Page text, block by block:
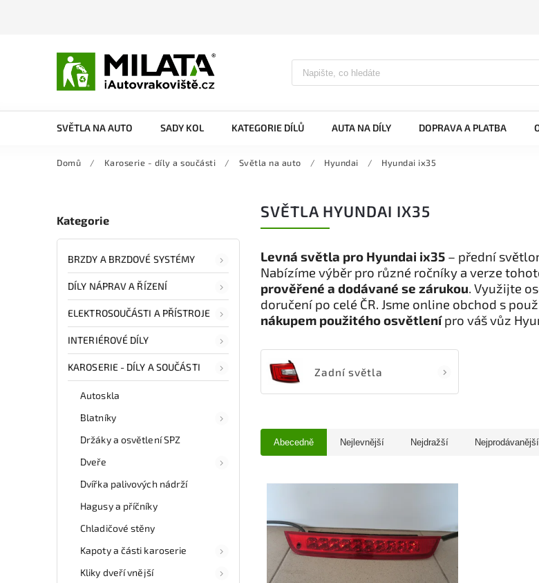
SVĚTLA NA AUTO SADY KOL KATEGORIE DÍLŮ AUTA NA DÍLY DOPRAVA A PLATBA
Domů / Karoserie - díly a součásti / Světla na auto / Hyundai / Hyundai ix35
Kategorie
BRZDY A BRZDOVÉ SYSTÉMY
DÍLY NÁPRAV A ŘÍZENÍ
ELEKTROSOUČÁSTI A PŘÍSTROJE
INTERIÉROVÉ DÍLY
KAROSERIE - DÍLY A SOUČÁSTI
Autoskla
Blatníky
Držáky a osvětlení SPZ
Dveře
Dvířka palivových nádrží
Hagusy a příčníky
Chladičové stěny
Kapoty a části karoserie
Kliky dveří vnější
SVĚTLA HYUNDAI IX35
Levná světla pro Hyundai ix35 – přední
Nabízíme výběr pro různé ročníky a verze
prověřené a dodávané se zárukou. Využijte
doručení po celé ČR. Jsme online obchod s
nákupem použitého osvětlenípro váš vůz
Zadní světla
Abecedně Nejlevnější Nejdražší Nejprodávanější